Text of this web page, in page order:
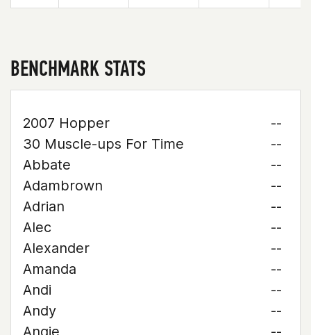
BENCHMARK STATS
2007 Hopper
--
30 Muscle-ups For Time
--
Abbate
--
Adambrown
--
Adrian
--
Alec
--
Alexander
--
Amanda
--
Andi
--
Andy
--
Angie
--